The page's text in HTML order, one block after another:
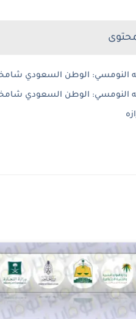
النومسي: الوطن السعودي شامخاً
النومسي: الوطن السعودي شامخاً